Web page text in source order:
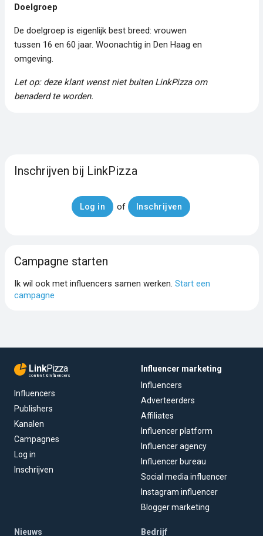
Doelgroep
De doelgroep is eigenlijk best breed: vrouwen
tussen 16 en 60 jaar. Woonachtig in Den Haag en
omgeving.
Let op: deze klant wenst niet buiten LinkPizza om
benaderd te worden.
Inschrijven bij LinkPizza
Log in of Inschrijven
Campagne starten
Ik wil ook met influencers samen werken. Start een
campagne
LinkPizza
content & influencers
Influencers
Publishers
Kanalen
Campagnes
Log in
Inschrijven
Influencer marketing
Influencers
Adverteerders
Affiliates
Influencer platform
Influencer agency
Influencer bureau
Social media influencer
Instagram influencer
Blogger marketing
Nieuws Bedrijf